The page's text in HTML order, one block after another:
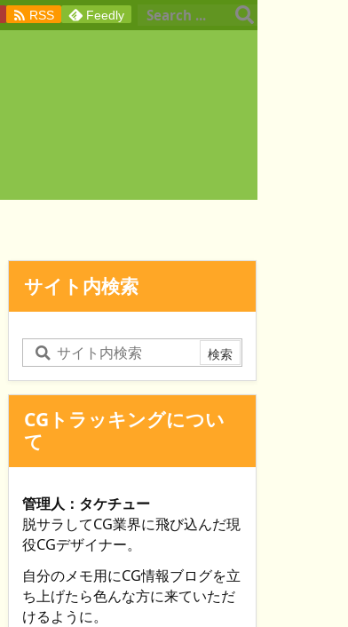
 RSS Feedly
サイト内検索
CGトラッキングについ
て
管理人：タケチュー
脱サラしてCG業界に飛び込んだ現
役CGデザイナー。
自分のメモ用にCG情報ブログを立
ち上げたら色んな方に来ていただ
けるように。